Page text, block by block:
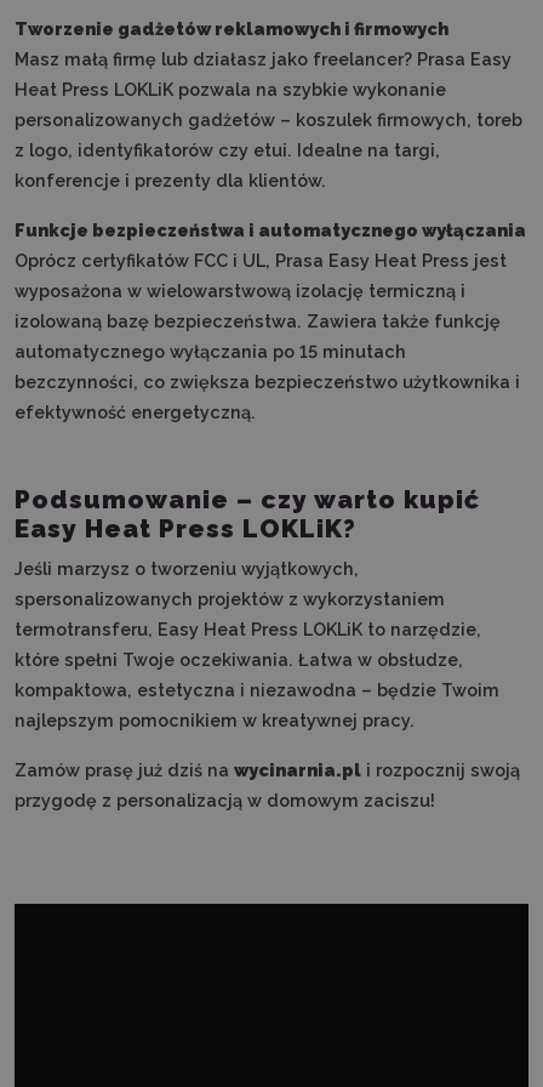
Tworzenie gadżetów reklamowych i firmowych
Masz małą firmę lub działasz jako freelancer? Prasa Easy
Heat Press LOKLiK pozwala na szybkie wykonanie
personalizowanych gadżetów – koszulek firmowych, toreb
z logo, identyfikatorów czy etui. Idealne na targi,
konferencje i prezenty dla klientów.
Funkcje bezpieczeństwa i automatycznego wyłączania
Oprócz certyfikatów FCC i UL, Prasa Easy Heat Press jest
wyposażona w wielowarstwową izolację termiczną i
izolowaną bazę bezpieczeństwa. Zawiera także funkcję
automatycznego wyłączania po 15 minutach
bezczynności, co zwiększa bezpieczeństwo użytkownika i
efektywność energetyczną.
Podsumowanie – czy warto kupić
Easy Heat Press LOKLiK?
Jeśli marzysz o tworzeniu wyjątkowych,
spersonalizowanych projektów z wykorzystaniem
termotransferu, Easy Heat Press LOKLiK to narzędzie,
które spełni Twoje oczekiwania. Łatwa w obsłudze,
kompaktowa, estetyczna i niezawodna – będzie Twoim
najlepszym pomocnikiem w kreatywnej pracy.
Zamów prasę już dziś na wycinarnia.pl i rozpocznij swoją
przygodę z personalizacją w domowym zaciszu!